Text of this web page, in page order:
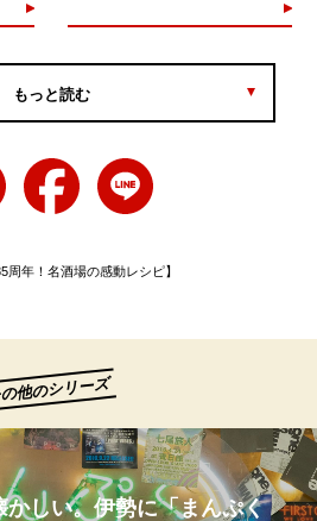
もっと読む
周年！名酒場の感動レシピ】
他のシリーズ
かしい。伊勢に「まんぷく